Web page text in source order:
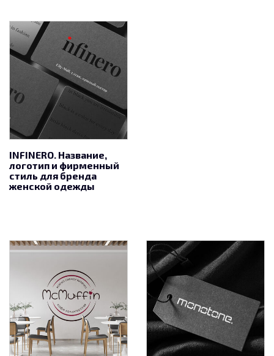
INFINERO. Название,
логотип и фирменный
стиль для бренда
женской одежды